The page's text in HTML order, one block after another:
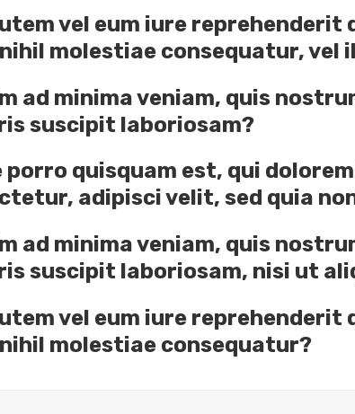
vel eum iure
molestiae consequatur, vel
ad minima veniam, quis
suscipit laboriosam?
porro quisquam est, qui
adipisci velit, sed quia
ad minima veniam, quis
suscipit laboriosam, nisi ut
vel eum iure
molestiae consequatur?